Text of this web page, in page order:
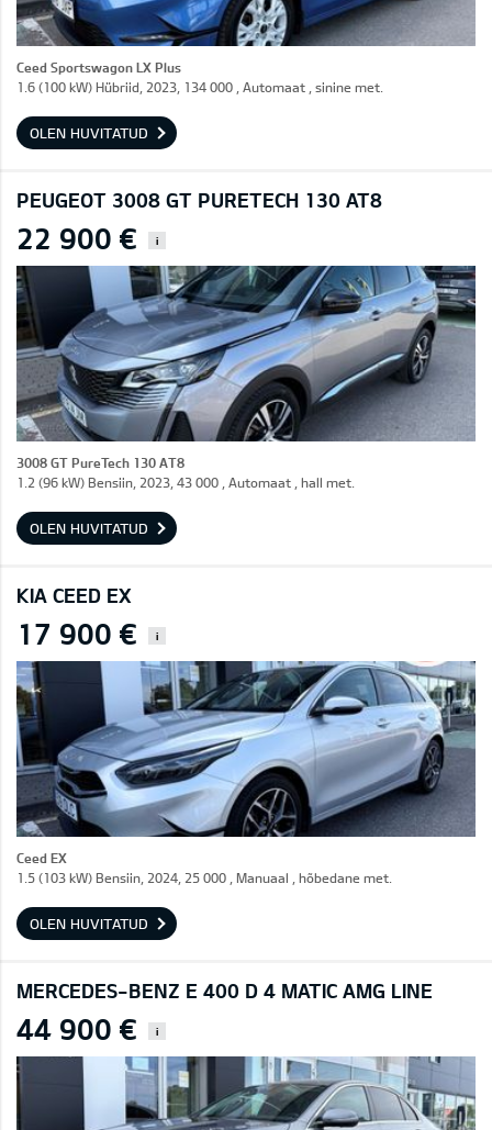
Ceed Sportswagon LX Plus
1.6 (100 kW) Hübriid, 2023, 134 000 , Automaat , sinine met.
OLEN HUVITATUD
PEUGEOT 3008 GT PURETECH 130 AT8
22 900 € i
3008 GT PureTech 130 AT8
1.2 (96 kW) Bensiin, 2023, 43 000 , Automaat , hall met.
OLEN HUVITATUD
KIA CEED EX
17 900 € i
Ceed EX
1.5 (103 kW) Bensiin, 2024, 25 000 , Manuaal , hõbedane met.
OLEN HUVITATUD
MERCEDES-BENZ E 400 D 4 MATIC AMG LINE
44 900 € i